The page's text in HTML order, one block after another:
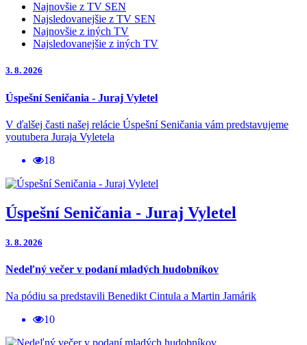
Najnovšie z TV SEN
Najsledovanejšie z TV SEN
Najnovšie z iných TV
Najsledovanejšie z iných TV
3. 8. 2026
Úspešní Seničania - Juraj Vyletel
V ďalšej časti našej relácie Úspešní Seničania vám predstavujeme
youtubera Juraja Vyletela
18
Úspešní Seničania - Juraj Vyletel
3. 8. 2026
Nedeľný večer v podaní mladých hudobníkov
Na pódiu sa predstavili Benedikt Cintula a Martin Jamárik
10